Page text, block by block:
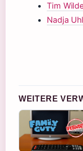
Tim
Nadja
WEITERE